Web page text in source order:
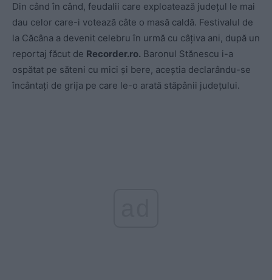
Din când în când, feudalii care exploatează județul le mai
dau celor care-i votează câte o masă caldă. Festivalul de
la Căcâna a devenit celebru în urmă cu câțiva ani, după un
reportaj făcut de Recorder.ro. Baronul Stănescu i-a
ospătat pe săteni cu mici și bere, aceștia declarându-se
încântați de grija pe care le-o arată stăpânii județului.